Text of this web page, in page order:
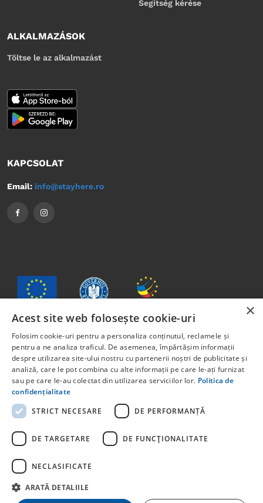
Segítség kérése
ALKALMAZÁSOK
Töltse le az alkalmazást
KAPCSOLAT
Email: info@stayhere.ro
Jelen anyag tartalma nem feltétlenül tükrözi az Európai Unió
vagy Románia Kormányának hivatalos álláspontját.
Az Európai Szociális Alapból, a Humán Tőke Operatív
Program 2014-2020 keretében társfinanszírozott projekt. 6.
prioritási tengely: Oktatás és kompetenciák. Pályázati
felhívás: POCU/829/6/13 – Innotech Student. A projekt címe:
Az Európai Unió által társfinanszírozott egyéb programokkal
kapcsolatos részletes információkért kérjük, látogasson el a
×
Acest site web folosește cookie-uri
Folosim cookie-uri pentru a personaliza conținutul, reclamele și
pentru a ne analiza traficul. De asemenea, împărtășim informații
despre utilizarea site-ului nostru cu partenerii noștri de publicitate și
analiză, care le pot combina cu alte informații pe care le-ați furnizat
sau pe care le-au colectat din utilizarea serviciilor lor. Politica de
confidențialitate
STRICT NECESARE
DE PERFORMANȚĂ
DE TARGETARE DE FUNCŢIONALITATE
NECLASIFICATE
ARATĂ DETALIILE